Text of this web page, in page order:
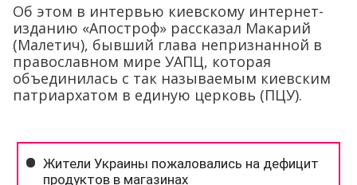
Об этом в интервью киевскому интернет-
изданию «Апостроф» рассказал Макарий
(Малетич), бывший глава непризнанной в
православном мире УАПЦ, которая
объединилась с так называемым киевским
патриархатом в единую церковь (ПЦУ).